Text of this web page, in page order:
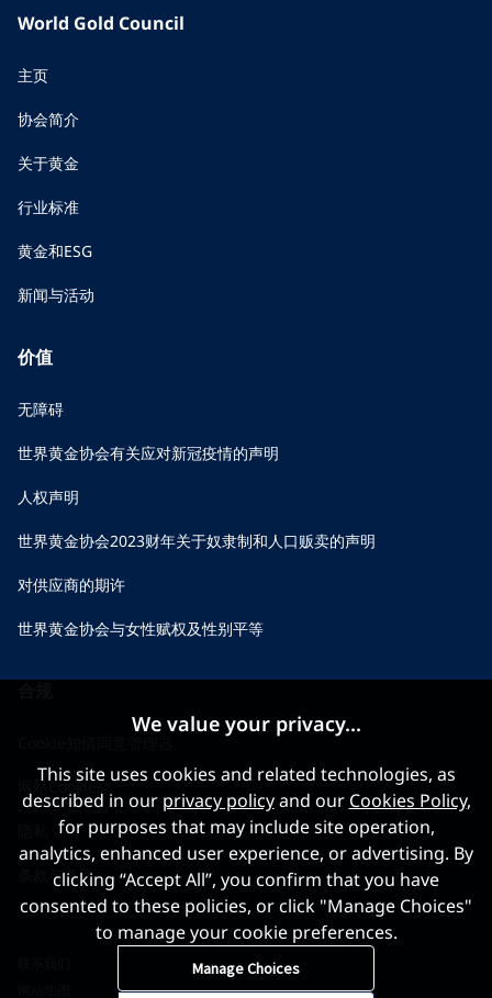
World Gold Council
主页
协会简介
关于黄金
行业标准
黄金和ESG
新闻与活动
价值
无障碍
世界黄金协会有关应对新冠疫情的声明
人权声明
世界黄金协会2023财年关于奴隶制和人口贩卖的声明
对供应商的期许
世界黄金协会与女性赋权及性别平等
网站Cookies
条款与条件
We value your privacy...
This site uses cookies and related technologies, as
described in our privacy policyand our Cookies Policy,
for purposes that may include site operation,
analytics, enhanced user experience, or advertising. By
clicking “Accept All”, you confirm that you have
consented to these policies, or click "Manage Choices"
to manage your cookie preferences.
Manage Choices